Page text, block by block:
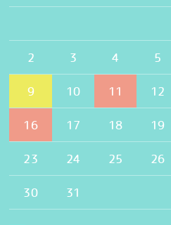
2 3 4 5
9 10 11 12
16 17 18 19
23 24 25 26
30 31